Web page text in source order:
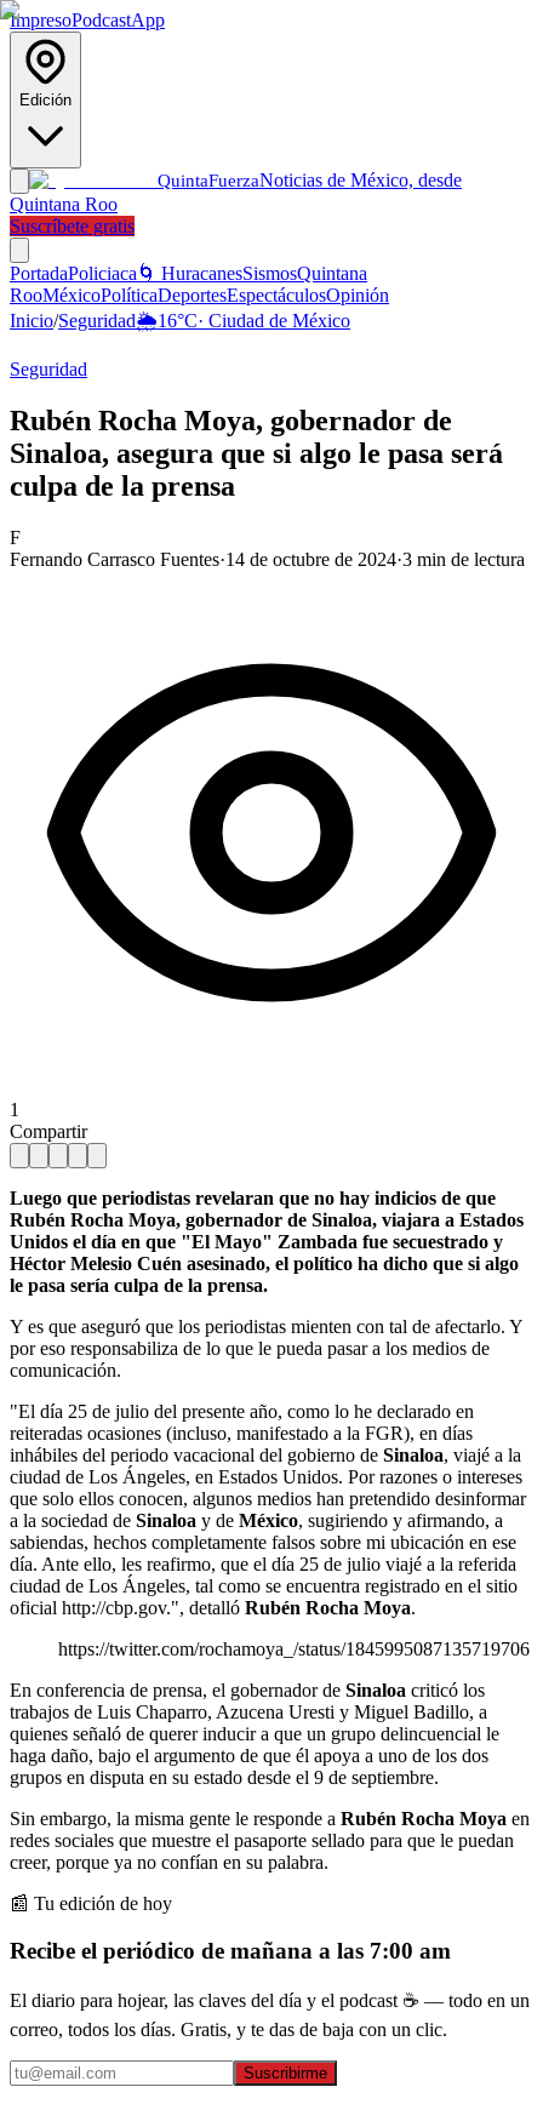
ImpresoPodcastApp
Edición
QuintaFuerzaNoticias de México, desde
Quintana Roo
Suscríbete gratis
PortadaPoliciaca 🌀 HuracanesSismosQuintana
RooMéxicoPolíticaDeportesEspectáculosOpinión
Inicio/Seguridad🌦️16°C· Ciudad de México
Seguridad
Rubén Rocha Moya, gobernador de
Sinaloa, asegura que si algo le pasa será
culpa de la prensa
F
Fernando Carrasco Fuentes·14 de octubre de 2024·3 min de lectura
1
Compartir
Luego que periodistas revelaran que no hay indicios de que
Rubén Rocha Moya, gobernador de Sinaloa, viajara a Estados
Unidos el día en que "El Mayo" Zambada fue secuestrado y
Héctor Melesio Cuén asesinado, el político ha dicho que si algo
le pasa sería culpa de la prensa.
Y es que aseguró que los periodistas mienten con tal de afectarlo. Y
por eso responsabiliza de lo que le pueda pasar a los medios de
comunicación.
"El día 25 de julio del presente año, como lo he declarado en
reiteradas ocasiones (incluso, manifestado a la FGR), en días
inhábiles del periodo vacacional del gobierno de Sinaloa, viajé a la
ciudad de Los Ángeles, en Estados Unidos. Por razones o intereses
que solo ellos conocen, algunos medios han pretendido desinformar
a la sociedad de Sinaloa y de México, sugiriendo y afirmando, a
sabiendas, hechos completamente falsos sobre mi ubicación en ese
día. Ante ello, les reafirmo, que el día 25 de julio viajé a la referida
ciudad de Los Ángeles, tal como se encuentra registrado en el sitio
oficial http://cbp.gov.", detalló Rubén Rocha Moya.
https://twitter.com/rochamoya_/status/1845995087135719706
En conferencia de prensa, el gobernador de Sinaloa criticó los
trabajos de Luis Chaparro, Azucena Uresti y Miguel Badillo, a
quienes señaló de querer inducir a que un grupo delincuencial le
haga daño, bajo el argumento de que él apoya a uno de los dos
grupos en disputa en su estado desde el 9 de septiembre.
Sin embargo, la misma gente le responde a Rubén Rocha Moya en
redes sociales que muestre el pasaporte sellado para que le puedan
creer, porque ya no confían en su palabra.
📰 Tu edición de hoy
Recibe el periódico de mañana a las 7:00 am
El diario para hojear, las claves del día y el podcast ☕ — todo en un
correo, todos los días. Gratis, y te das de baja con un clic.
Suscribirme